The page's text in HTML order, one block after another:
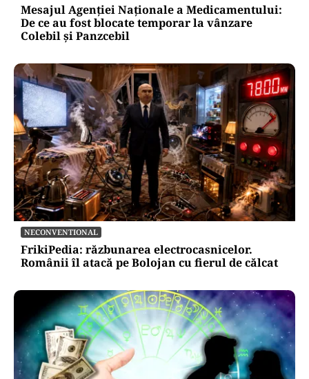
Mesajul Agenției Naționale a Medicamentului:
De ce au fost blocate temporar la vânzare
Colebil și Panzcebil
NECONVENTIONAL
FrikiPedia: răzbunarea electrocasnicelor.
Românii îl atacă pe Bolojan cu fierul de călcat